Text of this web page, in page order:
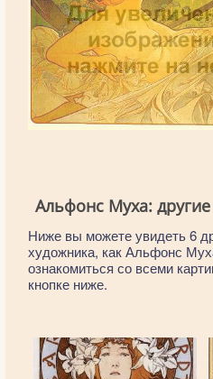
Альфонс Муха:
Ниже вы можете увидеть 6
художника, как Альфонс
ознакомиться со всеми
кнопке ниже.